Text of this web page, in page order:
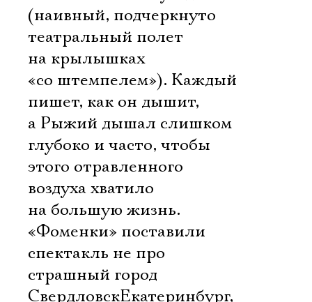
(наивный, подчеркнуто
театральный полет
на крылышках
«со штемпелем»). Каждый
пишет, как он дышит,
а Рыжий дышал слишком
глубоко и часто, чтобы
этого отравленного
воздуха хватило
на большую жизнь.
«Фоменки» поставили
спектакль не про
страшный город
СвердловскЕкатеринбург,